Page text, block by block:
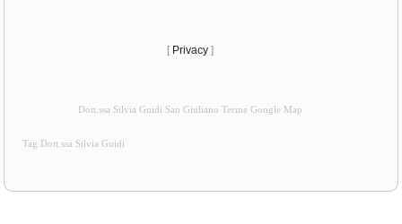
[ Privacy ]
Dott.ssa Silvia Guidi San Giuliano Terme Google Map
Tag Dott.ssa Silvia Guidi